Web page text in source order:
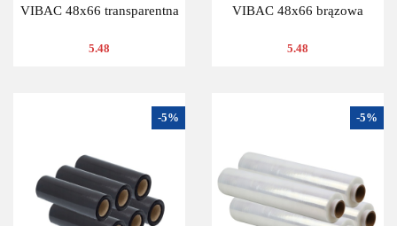
VIBAC 48x66 transparentna
5.48
VIBAC 48x66 brązowa
5.48
-5% -5%